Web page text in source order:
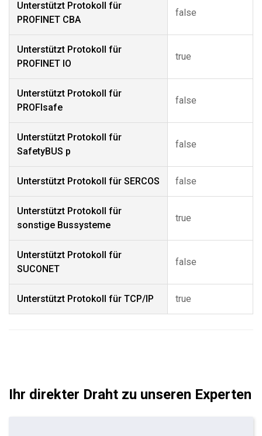
Unterstützt Protokoll für
PROFINET CBA
false
Unterstützt Protokoll für
PROFINET IO
true
Unterstützt Protokoll für
PROFIsafe
false
Unterstützt Protokoll für
SafetyBUS p
false
Unterstützt Protokoll für SERCOS false
Unterstützt Protokoll für
sonstige Bussysteme
true
Unterstützt Protokoll für
SUCONET
false
Unterstützt Protokoll für TCP/IP true
Ihr direkter Draht zu unseren Experten